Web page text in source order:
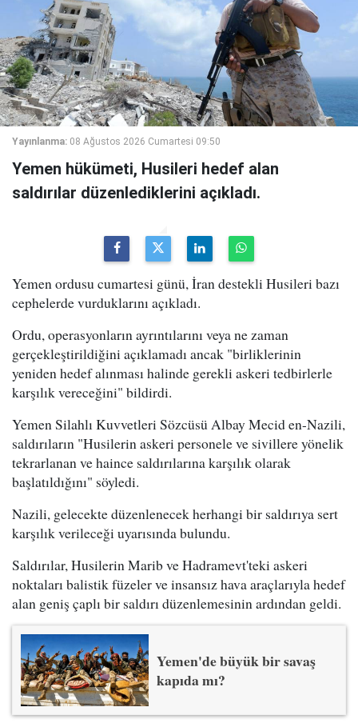
Yayınlanma: 08 Ağustos 2026 Cumartesi 09:50
Yemen hükümeti, Husileri hedef alan
saldırılar düzenlediklerini açıkladı.
Yemen ordusu cumartesi günü, İran destekli Husileri bazı
cephelerde vurduklarını açıkladı.
Ordu, operasyonların ayrıntılarını veya ne zaman
gerçekleştirildiğini açıklamadı ancak "birliklerinin
yeniden hedef alınması halinde gerekli askeri tedbirlerle
karşılık vereceğini" bildirdi.
Yemen Silahlı Kuvvetleri Sözcüsü Albay Mecid en-Nazili,
saldırıların "Husilerin askeri personele ve sivillere yönelik
tekrarlanan ve haince saldırılarına karşılık olarak
başlatıldığını" söyledi.
Nazili, gelecekte düzenlenecek herhangi bir saldırıya sert
karşılık verileceği uyarısında bulundu.
Saldırılar, Husilerin Marib ve Hadramevt'teki askeri
noktaları balistik füzeler ve insansız hava araçlarıyla hedef
alan geniş çaplı bir saldırı düzenlemesinin ardından geldi.
Yemen'de büyük bir savaş
kapıda mı?